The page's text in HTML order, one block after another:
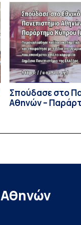
135
συμμετείχαν
το Αριστοτέλειο
Σπούδασε στο
Αθηνών –